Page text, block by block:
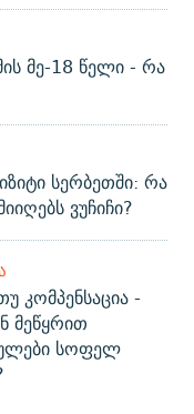
მე-18 წელი - რა
სერბეთში: რა
ვუჩიჩი?
კომპენსაცია -
მეწყრით
სოფელ